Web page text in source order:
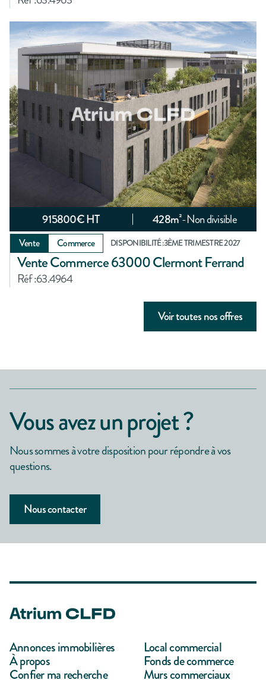
Voir toutes nos offres
915800€ HT 428m²-Non divisible
Vente Commerce DISPONIBILITÉ :3ÈME TRIMESTRE 2027
Vente Commerce 63000 Clermont Ferrand
Réf :63.4964
Vous avez un projet ?
Nous sommes à votre disposition pour répondre à vos
questions.
Nous contacter
Annonces immobilières
À propos
Confier ma recherche
Local commercial
Fonds de commerce
Murs commerciaux